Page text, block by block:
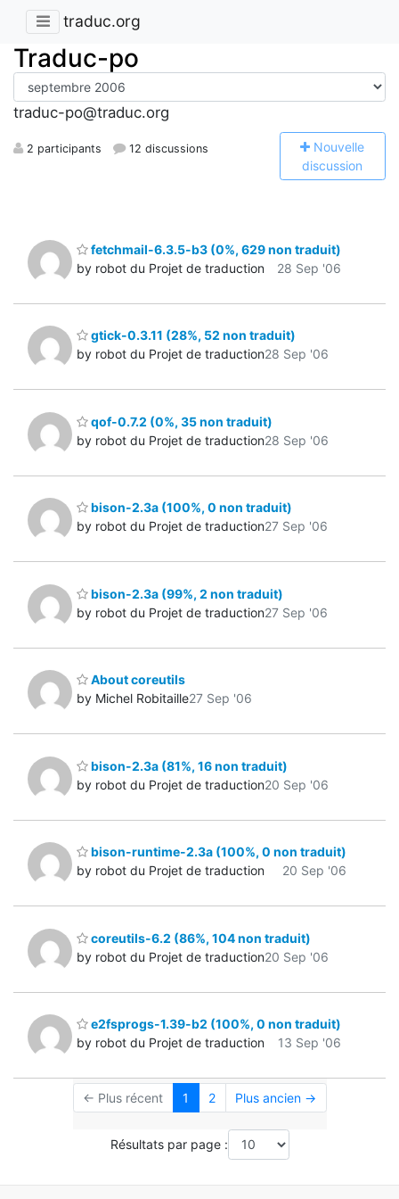
traduc.org
Traduc-po
traduc-po@traduc.org
2 participants 12 discussions Nouvelle
discussion
fetchmail-6.3.5-b3 (0%, 629 non traduit)
by robot du Projet de traduction
28 Sep '06
gtick-0.3.11 (28%, 52 non traduit)
by robot du Projet de traduction28 Sep '06
qof-0.7.2 (0%, 35 non traduit)
by robot du Projet de traduction28 Sep '06
bison-2.3a (100%, 0 non traduit)
by robot du Projet de traduction27 Sep '06
bison-2.3a (99%, 2 non traduit)
by robot du Projet de traduction27 Sep '06
About coreutils
by Michel Robitaille27 Sep '06
bison-2.3a (81%, 16 non traduit)
by robot du Projet de traduction20 Sep '06
bison-runtime-2.3a (100%, 0 non traduit)
by robot du Projet de traduction
20 Sep '06
coreutils-6.2 (86%, 104 non traduit)
by robot du Projet de traduction20 Sep '06
e2fsprogs-1.39-b2 (100%, 0 non traduit)
by robot du Projet de traduction
13 Sep '06
← Plus récent 1 2 Plus ancien →
Résultats par page :